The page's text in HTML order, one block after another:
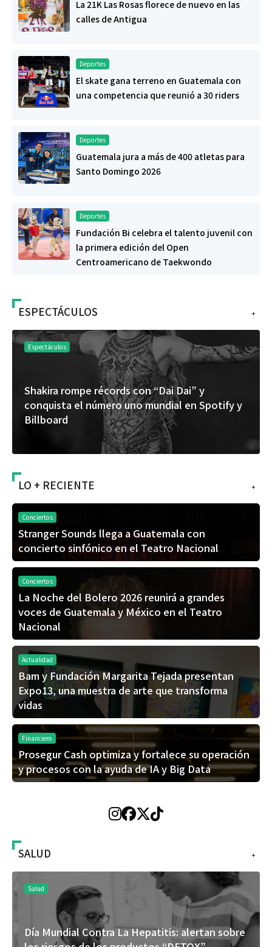
La 21K Las Rosas florece de nuevo en las
calles de Antigua
Deportes
El skate gana terreno en Guatemala con
una competencia que reunió a 30 riders
Deportes
Guatemala jura a más de 400 atletas para
Santo Domingo 2026
Deportes
Fundación Bi celebra el talento juvenil con
la primera edición del Open
Centroamericano de Taekwondo
+
ESPECTÁCULOS
Espectáculos
Shakira rompe récords con “Dai Dai” y
conquista el número uno mundial en Spotify y
Billboard
+
LO + RECIENTE
Conciertos
Stranger Sounds llega a Guatemala con
concierto sinfónico en el Teatro Nacional
Conciertos
La Noche del Bolero 2026 reunirá a grandes
voces de Guatemala y México en el Teatro
Nacional
Actualidad
Bam y Fundación Margarita Tejada presentan
Expo13, una muestra de arte que transforma
vidas
Financiero
Prosegur Cash optimiza y fortalece su operación
y procesos con la ayuda de IA y Big Data
+
SALUD
Salud
Día Mundial Contra La Hepatitis: alertan sobre